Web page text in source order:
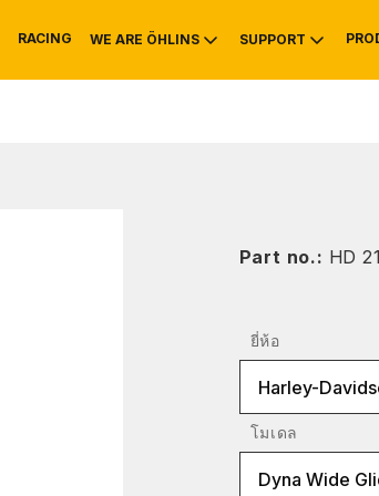
MOUNTAIN BIKE
RACING WE ARE ÖHLINS
HISTORY
SUPPORT
SERVICE INFO &
Part no.: HD
ยี่ห้อ
Harley-
โมเดล
Dyna Wide